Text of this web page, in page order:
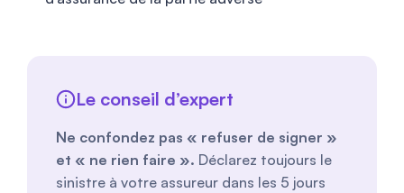
Le conseil d’expert
Ne confondez pas « refuser de signer »
et « ne rien faire ». Déclarez toujours le
sinistre à votre assureur dans les 5 jours